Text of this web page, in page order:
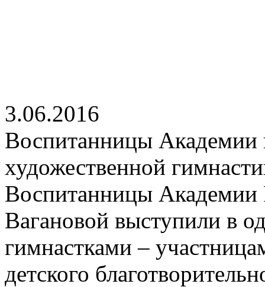
3.06.2016
Воспитанницы Академии
художественной
Воспитанницы Академии
Вагановой выступили в
гимнастками –
детского